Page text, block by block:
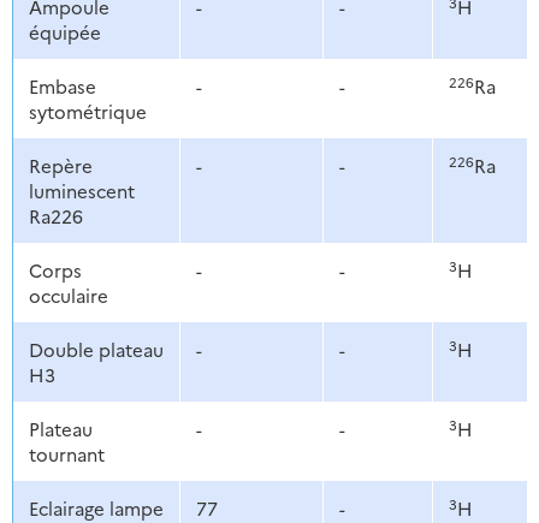
Ampoule
équipée
- - H
Embase
sytométrique
- - 226Ra
Repère
luminescent
Ra226
- - 226Ra
Corps
occulaire
- - 3H
Double plateau
H3
- - 3H
Plateau
tournant
- - 3H
Eclairage lampe 77 - 3H